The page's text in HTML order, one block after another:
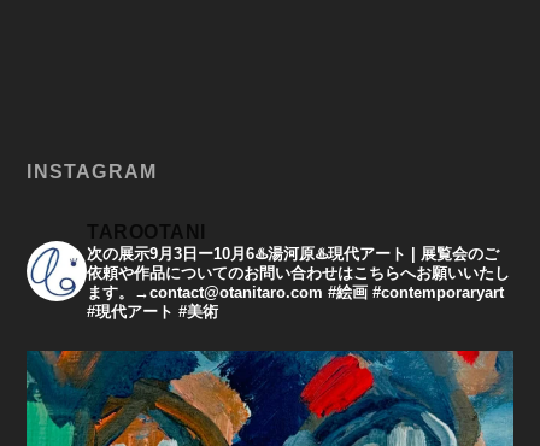
INSTAGRAM
TAROOTANI
次の展示9月3日ー10月6♨️湯河原♨️現代アート | 展覧会のご
依頼や作品についてのお問い合わせはこちらへお願いいたし
ます。→contact@otanitaro.com #絵画 #contemporaryart
#現代アート #美術